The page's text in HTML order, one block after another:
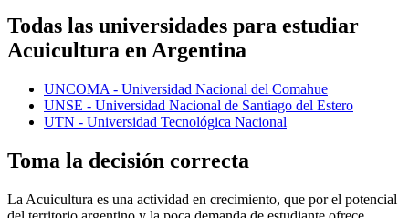
Todas las universidades para estudiar
Acuicultura en Argentina
UNCOMA - Universidad Nacional del Comahue
UNSE - Universidad Nacional de Santiago del Estero
UTN - Universidad Tecnológica Nacional
Toma la decisión correcta
La Acuicultura es una actividad en crecimiento, que por el potencial